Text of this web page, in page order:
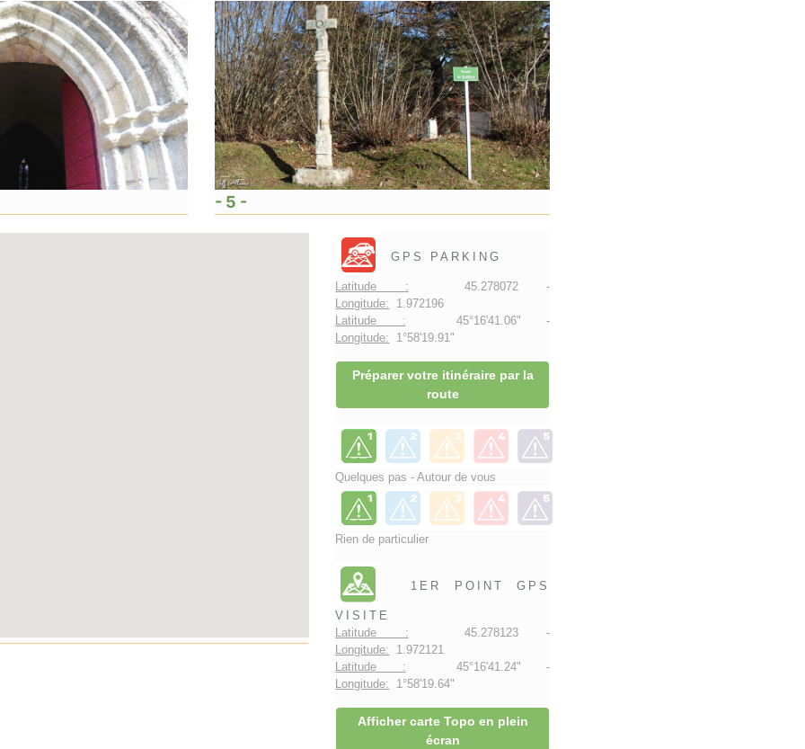
- 5 -
GPS PARKING
Latitude : 45.278072 -
Longitude: 1.972196
Latitude : 45°16'41.06" -
Longitude: 1°58'19.91"
Préparer votre itinéraire par la
route
Quelques pas - Autour de vous
Rien de particulier
1ER POINT GPS
VISITE
Latitude : 45.278123 -
Longitude: 1.972121
Latitude : 45°16'41.24" -
Longitude: 1°58'19.64"
Afficher carte Topo en plein
écran